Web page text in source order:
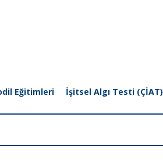
Eğitimleri İşitsel Algı Testi (ÇİAT)